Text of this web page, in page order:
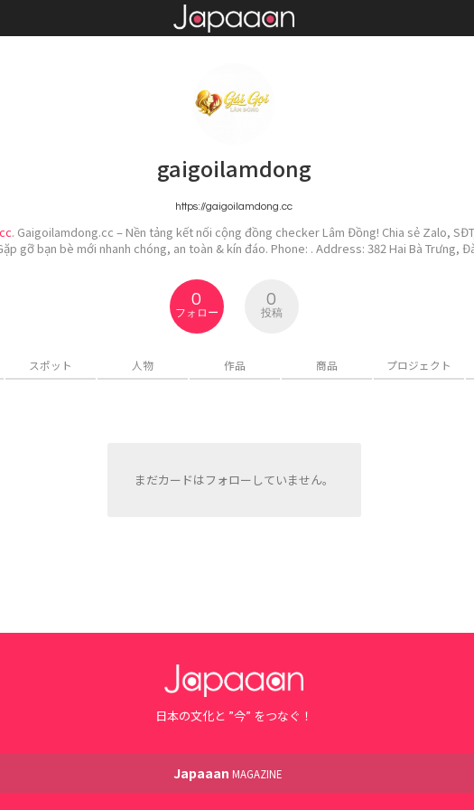
gaigoilamdong
https://gaigoilamdong.cc
. Gaigoilamdong.cc – Nền tảng kết nối cộng đồng checker Lâm Đồng! Chia sẻ Zalo,
gỡ bạn bè mới nhanh chóng, an toàn & kín đáo. Phone: . Address: 382 Hai Bà Trưng,
0
フォロー
0
投稿
スポット 人物 作品 商品 プロジェクト
まだカードはフォローしていません。
日本の文化と ”今” をつなぐ！
Japaaan MAGAZINE